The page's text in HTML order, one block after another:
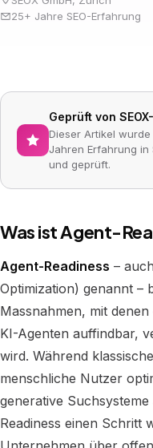
25+ Jahre SEO-Erfahrung
Geprüft von
Dieser Artikel
Jahren Erfahrung in
und geprüft.
Was ist Agent-
Agent-Readiness – auch
Optimization) genannt –
Massnahmen, mit
KI-Agenten auffindbar,
wird. Während
menschliche Nutzer
generative
Readiness einen Schritt